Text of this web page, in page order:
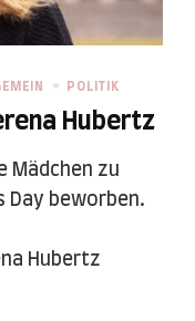
POLITIK
Hubertz
Mädchen zu
Day beworben.
Hubertz